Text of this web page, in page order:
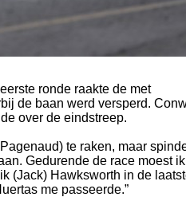
ronde raakte de met
de baan werd versperd.
over de eindstreep.
te raken, maar
Gedurende de race moest ik
(Jack) Hawksworth in de
me passeerde.”